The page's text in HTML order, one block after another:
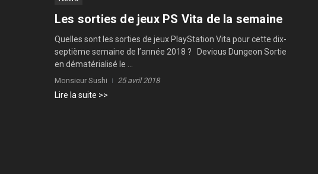
Les sorties de jeux PS Vita de la semaine
Quelles sont les sorties de jeux PlayStation Vita pour cette dix-
septième semaine de l’année 2018 ? Devious Dungeon Sortie
en dématérialisé le ...
Monsieur Sushi 25 avril 2018
Lire la suite >>